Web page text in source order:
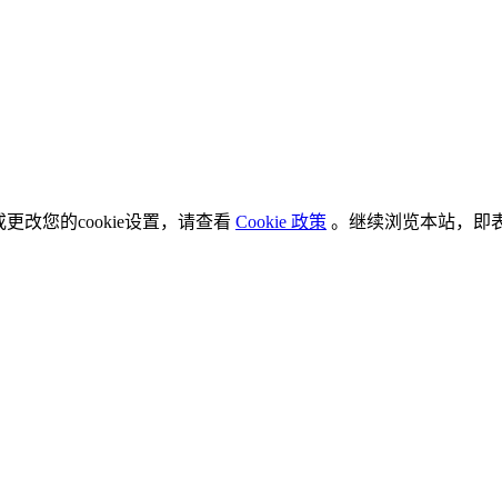
改您的cookie设置，请查看 Cookie 政策 。继续浏览本站，即